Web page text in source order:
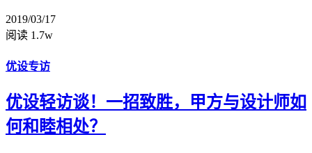
2019/03/17
阅读 1.7w
优设专访
优设轻访谈！一招致胜，甲方与设计师如
何和睦相处？